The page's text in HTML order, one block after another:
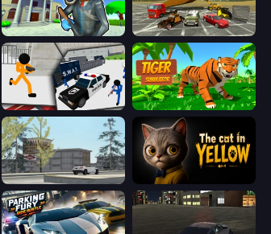
Bank Robbery 3 Evolution Factor
Stickman Prison: Counter Assault Tiger Simulator 3D
Free Rally: Lost Angeles The Cat in Yellow